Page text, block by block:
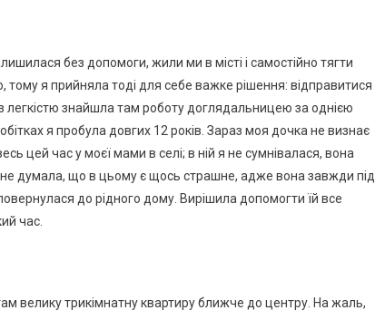
без допомоги, жили ми в місті і самостійно тягти
я прийняла тоді для себе важке рішення: відправитися
легкістю знайшла там роботу доглядальницею за однією
я пробула довгих 12 років. Зараз моя дочка не визнає
цей час у моєї мами в селі; в ній я не сумнівалася, вона
не думала, що в цьому є щось страшне, адже вона завжди під
до рідного дому. Вирішила допомогти їй все
час.
велику трикімнатну квартиру ближче до центру. На жаль,